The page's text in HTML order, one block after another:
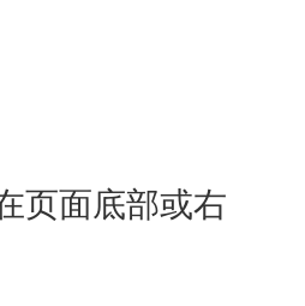
页面底部或右